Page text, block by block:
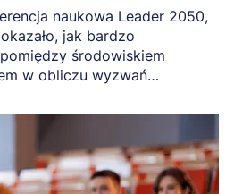
naukowa Leader 2050,
jak bardzo
środowiskiem
w obliczu wyzwań